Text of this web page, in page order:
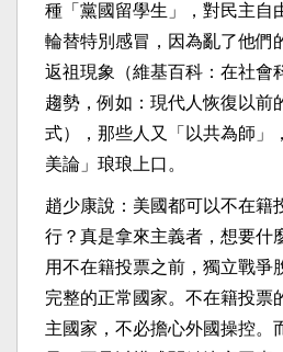
種「黨國留學生」，對民主自
輪替特別感冒，因為亂了他們
返祖現象（維基百科：在社會
趨勢，例如：現代人恢復以前
式），那些人又「以共為師」
美論」琅琅上口。
趙少康說：美國都可以不在籍
行？真是拿來主義者，想要什
用不在籍投票之前，獨立戰爭
完整的正常國家。不在籍投票
主國家，不必擔心外國操控。